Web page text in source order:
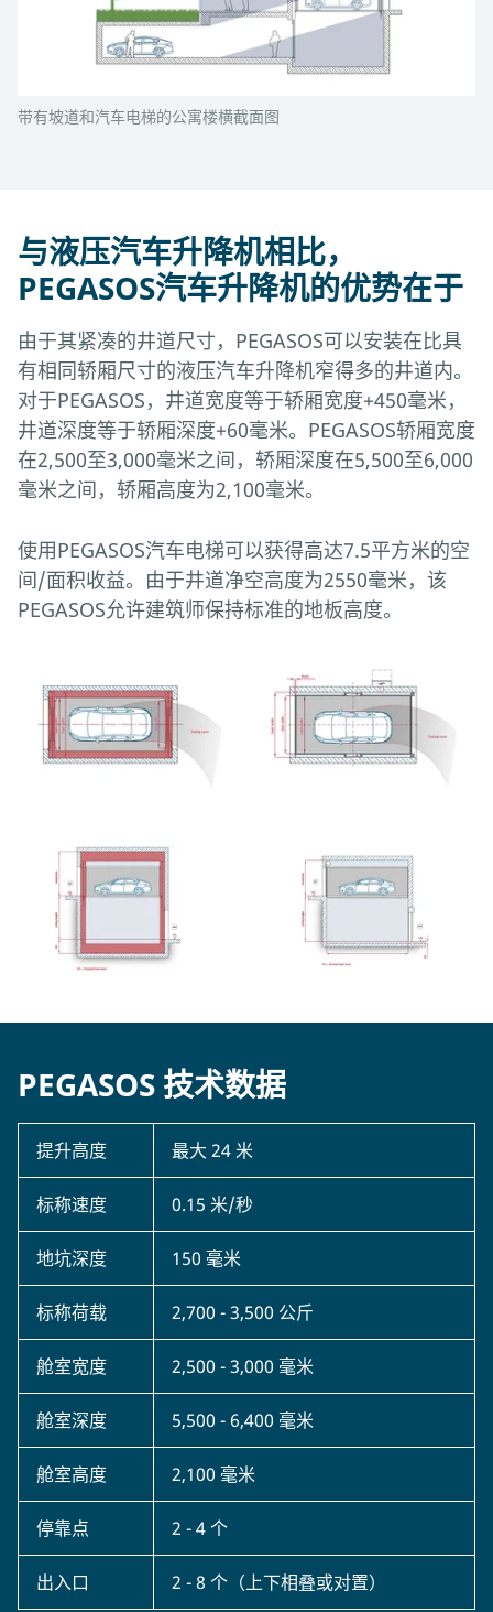
带有坡道和汽车电梯的公寓楼横截面图
与液压汽车升降机相比，
PEGASOS汽车升降机的优势在于
由于其紧凑的井道尺寸，PEGASOS可以安装在比具
有相同轿厢尺寸的液压汽车升降机窄得多的井道内。
对于PEGASOS，井道宽度等于轿厢宽度+450毫米，
井道深度等于轿厢深度+60毫米。PEGASOS轿厢宽度
在2,500至3,000毫米之间，轿厢深度在5,500至6,000
毫米之间，轿厢高度为2,100毫米。
使用PEGASOS汽车电梯可以获得高达7.5平方米的空
间/面积收益。由于井道净空高度为2550毫米，该
PEGASOS允许建筑师保持标准的地板高度。
PEGASOS 技术数据
提升高度 最大 24 米
标称速度 0.15 米/秒
地坑深度 150 毫米
标称荷载 2,700 - 3,500 公斤
舱室宽度 2,500 - 3,000 毫米
舱室深度 5,500 - 6,400 毫米
舱室高度 2,100 毫米
停靠点 2 - 4 个
出入口 2 - 8 个（上下相叠或对置）